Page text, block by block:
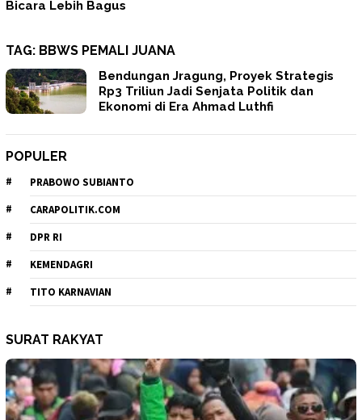
TAG: BBWS PEMALI JUANA
Bendungan Jragung, Proyek Strategis
Rp3 Triliun Jadi Senjata Politik dan
Ekonomi di Era Ahmad Luthfi
POPULER
PRABOWO SUBIANTO
CARAPOLITIK.COM
DPR RI
KEMENDAGRI
TITO KARNAVIAN
SURAT RAKYAT